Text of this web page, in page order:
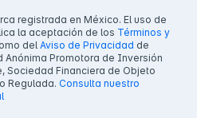
registrada en México. El uso de
la aceptación de los Términos y
delAviso de Privacidad de
Anónima Promotora de Inversión
Sociedad Financiera de Objeto
Regulada. Consulta nuestro